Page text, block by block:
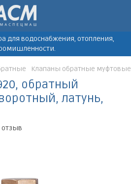
для водоснабжения, отопления,
Клапаны обратные муфтовые
обратный
латунь,
отзыв